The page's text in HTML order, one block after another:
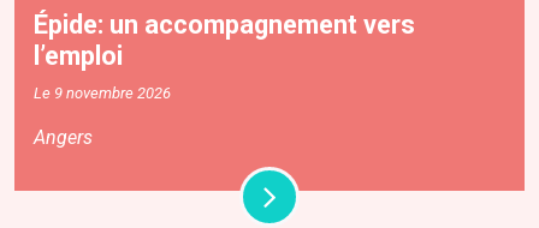
Épide: un accompagnement vers
l’emploi
Le 9 novembre 2026
Angers